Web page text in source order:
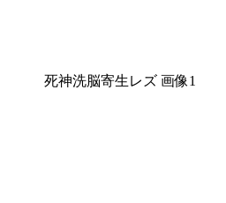
死神洗脳寄生レズ 画像1